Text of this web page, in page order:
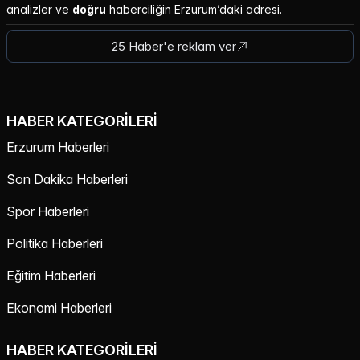
analizler ve doğru haberciliğin Erzurum’daki adresi.
25 Haber'e reklam ver
HABER KATEGORILERI
Erzurum Haberleri
Son Dakika Haberleri
Spor Haberleri
Politika Haberleri
Eğitim Haberleri
Ekonomi Haberleri
HABER KATEGORILERI